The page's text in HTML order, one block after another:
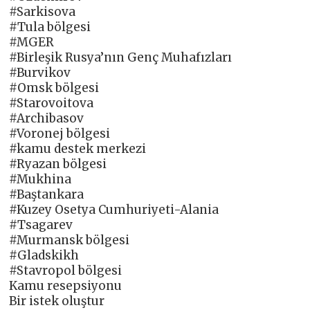
#Sarkisova
#Tula bölgesi
#MGER
#Birleşik Rusya’nın Genç Muhafızları
#Burvikov
#Omsk bölgesi
#Starovoitova
#Archibasov
#Voronej bölgesi
#kamu destek merkezi
#Ryazan bölgesi
#Mukhina
#Baştankara
#Kuzey Osetya Cumhuriyeti-Alania
#Tsagarev
#Murmansk bölgesi
#Gladskikh
#Stavropol bölgesi
Kamu resepsiyonu
Bir istek oluştur